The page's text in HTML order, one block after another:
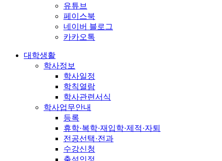
유튜브
페이스북
네이버 블로그
카카오톡
대학생활
학사정보
학사일정
학칙열람
학사관련서식
학사업무안내
등록
휴학·복학·재입학·제적·자퇴
전공선택·전과
수강신청
출석인정